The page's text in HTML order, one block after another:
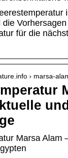
die
für die
› marsa-
und
Marsa Alam